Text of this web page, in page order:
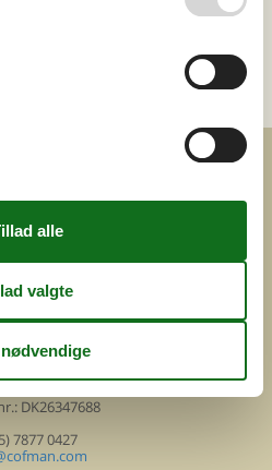
ved
8b. 2. th
Herning
Danmark
DK26347688
7877 0427